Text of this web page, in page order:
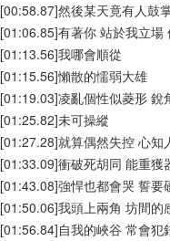
[00:58.87]然後某天竟有人鼓
[01:06.85]有著你 站於我立場
[01:13.56]我哪會順從
[01:15.56]懶散的懦弱大雄
[01:19.03]凌亂個性似菱形 銳
[01:25.82]未可操縱
[01:27.28]就算偶然失控 心知
[01:33.09]衝破死胡同 能重獲
[01:43.08]強悍也都會哭 誓要
[01:50.06]我頭上兩角 坊間的
[01:56.84]自我的峽谷 常會犯